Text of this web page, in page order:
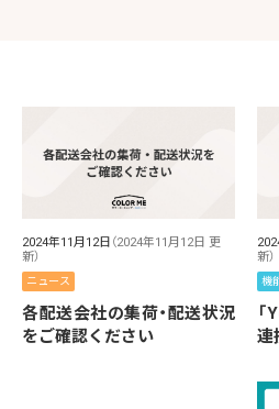
2024年11月12日 （2024年11月12日 更
新）
ニュース
各配送会社の集荷・配送状況
をご確認ください
新）
機
連